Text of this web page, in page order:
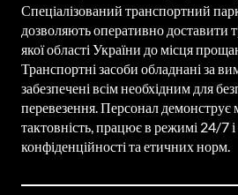
Спеціалізований транспортний парк
дозволяють оперативно доставити
якої області України до місця
Транспортні засоби обладнані за
забезпечені всім необхідним для
перевезення. Персонал демонструє
тактовність, працює в режимі 24/7
конфіденційності та етичних норм.